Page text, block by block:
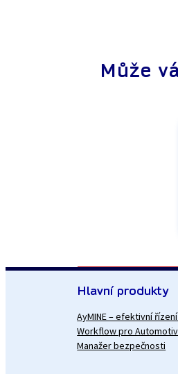
Může
Hlavní produkty
AyMINE – efektivní
Workflow pro
Manažer bezpečnosti